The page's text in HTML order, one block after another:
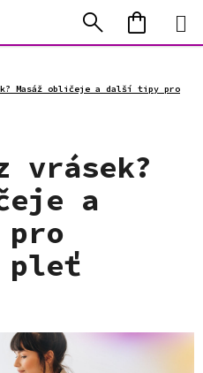
Hledat
KOŠÍK
Masáž obličeje a další tipy pro
vrásek?
a
pleť